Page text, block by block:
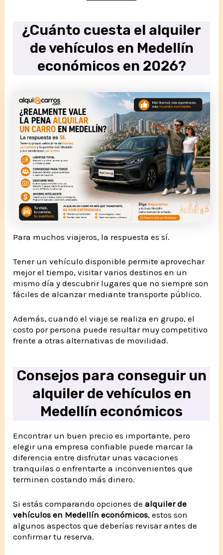
¿Cuánto cuesta el alquiler
de vehículos en Medellín
económicos en 2026?
Para muchos viajeros, la respuesta es sí.
Tener un vehículo disponible permite aprovechar
mejor el tiempo, visitar varios destinos en un
mismo día y descubrir lugares que no siempre son
fáciles de alcanzar mediante transporte público.
Además, cuando el viaje se realiza en grupo, el
costo por persona puede resultar muy competitivo
frente a otras alternativas de movilidad.
Consejos para conseguir un
alquiler de vehículos en
Medellín económicos
Encontrar un buen precio es importante, pero
elegir una empresa confiable puede marcar la
diferencia entre disfrutar unas vacaciones
tranquilas o enfrentarte a inconvenientes que
terminen costando más dinero.
Si estás comparando opciones dealquiler de
vehículos en Medellín económicos, estos son
algunos aspectos que deberías revisar antes de
confirmar tu reserva.